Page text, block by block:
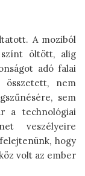
A moziból
öltött, alig
adó falai
összetett, nem
sem
a technológiai
veszélyeire
hogy
volt az ember